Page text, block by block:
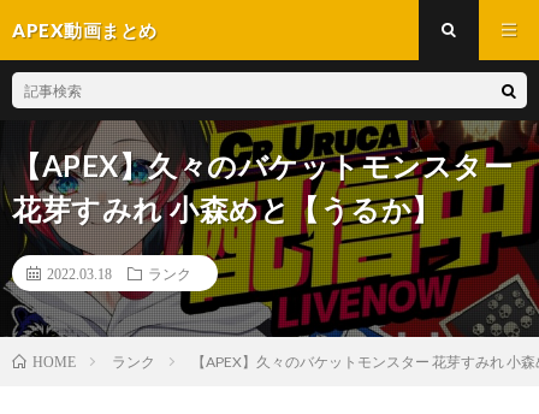
APEX動画まとめ
【APEX】久々のバケットモンスター
花芽すみれ 小森めと【うるか】
2022.03.18 ランク
HOME ランク 【APEX】久々のバケットモンスター 花芽すみれ 小